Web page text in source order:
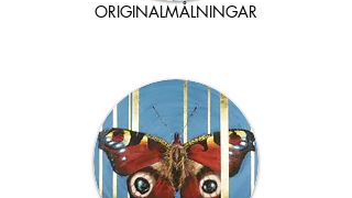
ORIGINALMÅLNINGAR